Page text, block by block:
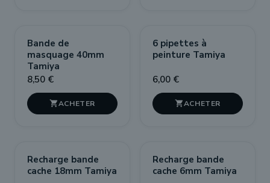
Bande de
masquage 40mm
Tamiya
8,50 €

6 pipettes à
peinture Tamiya
6,00 €

Recharge bande
cache 18mm Tamiya
Recharge bande
cache 6mm Tamiya